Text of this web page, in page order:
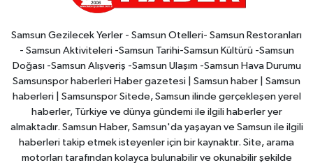
Samsun Gezilecek Yerler - Samsun Otelleri- Samsun Restoranları
- Samsun Aktiviteleri -Samsun Tarihi-Samsun Kültürü -Samsun
Doğası -Samsun Alışveriş -Samsun Ulaşım -Samsun Hava Durumu
Samsunspor haberleri Haber gazetesi | Samsun haber | Samsun
haberleri | Samsunspor Sitede, Samsun ilinde gerçekleşen yerel
haberler, Türkiye ve dünya gündemi ile ilgili haberler yer
almaktadır. Samsun Haber, Samsun'da yaşayan ve Samsun ile ilgili
haberleri takip etmek isteyenler için bir kaynaktır. Site, arama
motorları tarafından kolayca bulunabilir ve okunabilir şekilde